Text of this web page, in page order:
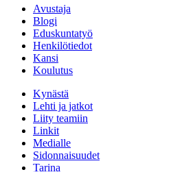
Avustaja
Blogi
Eduskuntatyö
Henkilötiedot
Kansi
Koulutus
Kynästä
Lehti ja jatkot
Liity teamiin
Linkit
Medialle
Sidonnaisuudet
Tarina